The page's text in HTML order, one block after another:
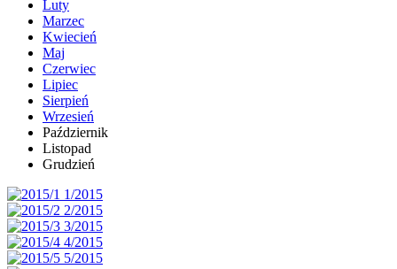
Luty
Marzec
Kwiecień
Maj
Czerwiec
Lipiec
Sierpień
Wrzesień
Październik
Listopad
Grudzień